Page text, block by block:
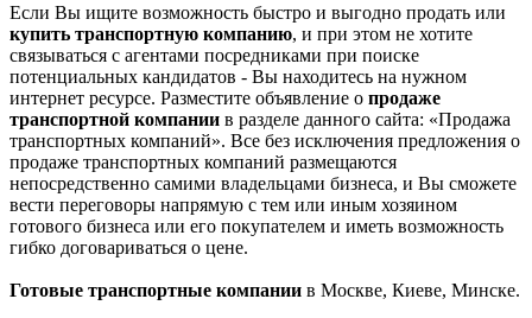
Если Вы ищите возможность быстро и выгодно продать или
купить транспортную компанию, и при этом не хотите
связываться с агентами посредниками при поиске
потенциальных кандидатов - Вы находитесь на нужном
интернет ресурсе. Разместите объявление о продаже
транспортной компании в разделе данного сайта: «Продажа
транспортных компаний». Все без исключения предложения о
продаже транспортных компаний размещаются
непосредственно самими владельцами бизнеса, и Вы сможете
вести переговоры напрямую с тем или иным хозяином
готового бизнеса или его покупателем и иметь возможность
гибко договариваться о цене.
Готовые транспортные компании в Москве, Киеве, Минске.